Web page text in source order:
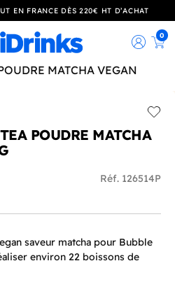
EN FRANCE DÈS 220€ HT D’ACHAT
0
POUDRE MATCHA
Réf. 126514P
saveur matcha pour Bubble
environ 22 boissons de